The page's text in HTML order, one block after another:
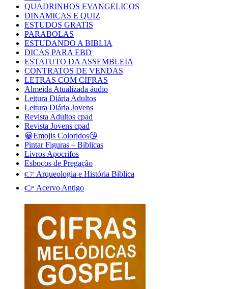
QUADRINHOS EVANGELICOS
DINAMICAS E QUIZ
ESTUDOS GRATIS
PARABOLAS
ESTUDANDO A BIBLIA
DICAS PARA EBD
ESTATUTO DA ASSEMBLEIA
CONTRATOS DE VENDAS
LETRAS COM CIFRAS
Almeida Atualizada áudio
Leitura Diária Adultos
Leitura Diária Jovens
Revista Adultos cpad
Revista Jovens cpad
😀Emojis Coloridos😘
Pintar Figuras – Biblicas
Livros Apocrifos
Esboços de Pregação
👉 Arqueologia e História Bíblica
👉 Acervo Antigo